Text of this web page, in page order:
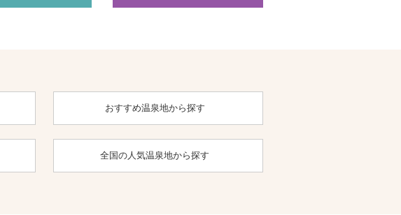
おすすめ温泉地から探す
全国の人気温泉地から探す